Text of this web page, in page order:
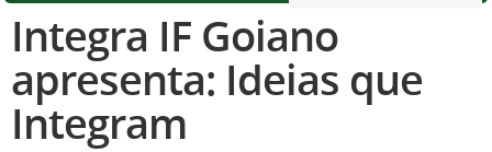
Integra IF Goiano
apresenta: Ideias que
Integram